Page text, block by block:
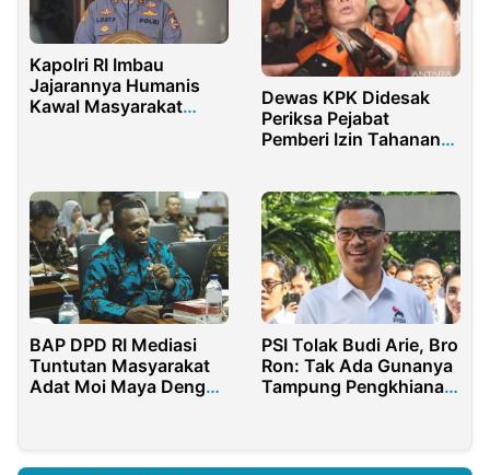
Kapolri RI Imbau
Jajarannya Humanis
Kawal Masyarakat
Dewas KPK Didesak
Periksa Pejabat
Pemberi Izin Tahanan
BAP DPD RI Mediasi
Tuntutan Masyarakat
Adat Moi Maya Dengan
PSI Tolak Budi Arie, Bro
Ron: Tak Ada Gunanya
Tampung Pengkhianat